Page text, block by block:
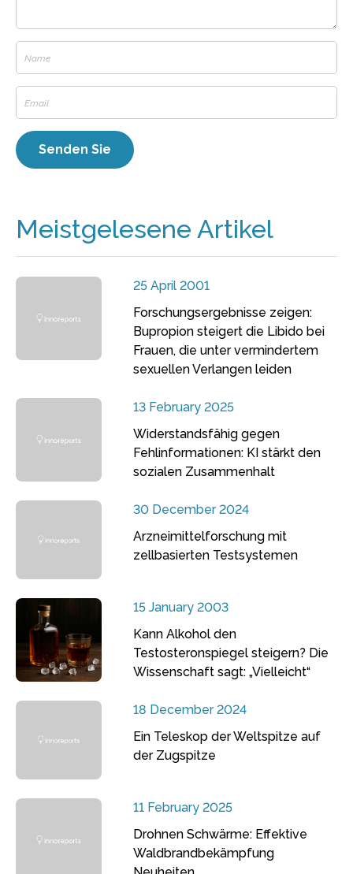
Meistgelesene Artikel
25 April 2001
Forschungsergebnisse zeigen:
Bupropion steigert die Libido bei
Frauen, die unter vermindertem
sexuellen Verlangen leiden
13 February 2025
Widerstandsfähig gegen
Fehlinformationen: KI stärkt den
sozialen Zusammenhalt
30 December 2024
Arzneimittelforschung mit
zellbasierten Testsystemen
15 January 2003
Kann Alkohol den
Testosteronspiegel steigern? Die
Wissenschaft sagt: „Vielleicht“
18 December 2024
Ein Teleskop der Weltspitze auf
der Zugspitze
11 February 2025
Drohnen Schwärme: Effektive
Waldbrandbekämpfung